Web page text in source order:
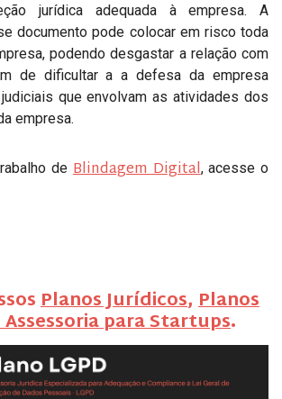
jurídica adequada à empresa. A
documento pode colocar em risco toda
podendo desgastar a relação com
de dificultar a a defesa da empresa
que envolvam as atividades dos
empresa.
de Blindagem Digital, acesse o
Planos Jurídicos, Planos
para Startups.